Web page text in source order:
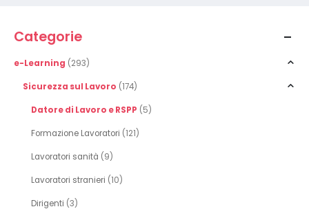
Categorie
e-Learning (293)
Sicurezza sul Lavoro (174)
Datore di Lavoro e RSPP (5)
Formazione Lavoratori (121)
Lavoratori sanità (9)
Lavoratori stranieri (10)
Dirigenti (3)